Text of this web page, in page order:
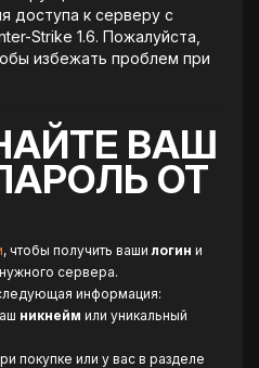
доступа к серверу с
Strike 1.6. Пожалуйста,
избежать проблем при
ВАШ
ОТ
, чтобы получить вашилогин и
сервера.
информация:
никнейм или уникальный
покупке или у вас в разделе